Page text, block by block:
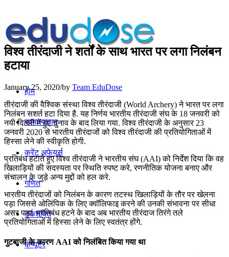
होम
सामान्यज्ञान
करेंट अफेयर्स
गणित
तर्कशक्ति
कंप्यूटर
विश्व तीरंदाजी ने शर्तों के साथ भारत पर लगा निलंबन
हटाया
January 25, 2020/by Team EduDose
तीरंदाजी की वैश्विक संस्था विश्व तीरंदाजी (World Archery) ने भारत पर लगा
निलंबन सशर्त हटा दिया है. यह निर्णय भारतीय तीरंदाजी संघ के 18 जनवरी को
नयी दिल्ली में हुए चुनाव के बाद लिया गया. विश्व तीरंदाजी के अनुसार 23
जनवरी 2020 से भारतीय तीरंदाजों को विश्व तीरंदाजी की प्रतियोगिताओं में
हिस्सा लेने की स्वीकृति होगी.
प्रतिबंध हटाते हुए विश्व तीरंदाजी ने भारतीय संघ (AAI) को निर्देश दिया कि वह
खिलाड़ियों की सदस्यता पर स्थिति स्पष्ट करे, रणनीतिक योजना बनाए और
संचालन के जुड़े अन्य मुद्दों को हल करे.
भारतीय तीरंदाजों को निलंबन के कारण तटस्थ खिलाड़ियों के तौर पर खेलना
पड़ा जिससे ओलिंपिक के लिए क्वॉलिफाइ करने की उनकी संभावना पर सीधा
असर पड़ा. प्रतिबंध हटने के बाद अब भारतीय तीरंदाज तिरंगे तले
प्रतियोगिताओं में हिस्सा लेने के लिए स्वतंत्र होंगे.
गुटबाजी के कारण AAI को निलंबित किया गया था